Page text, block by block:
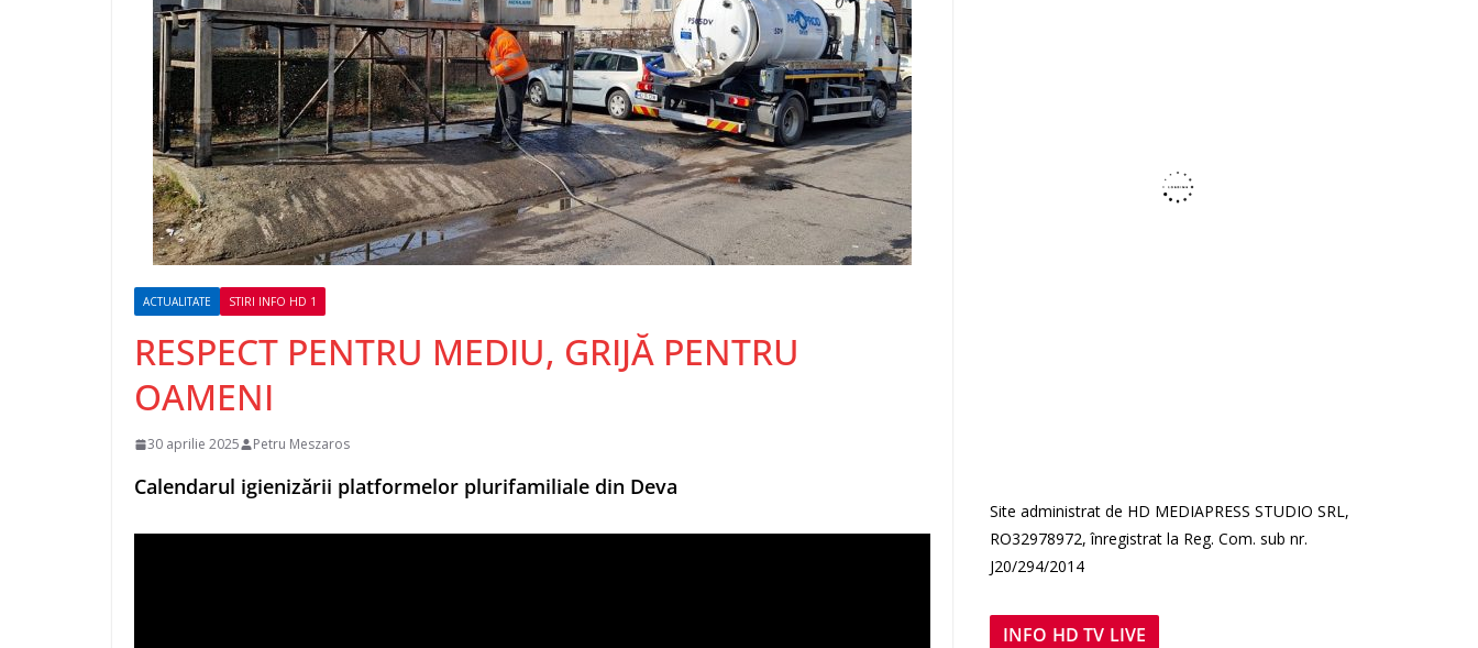
ACTUALITATE STIRI INFO HD 1
RESPECT PENTRU MEDIU, GRIJĂ PENTRU
OAMENI
30 aprilie 2025 Petru Meszaros
Calendarul igienizării platformelor plurifamiliale din Deva
Site administrat de HD MEDIAPRESS STUDIO SRL,
RO32978972, înregistrat la Reg. Com. sub nr.
J20/294/2014
INFO HD TV LIVE